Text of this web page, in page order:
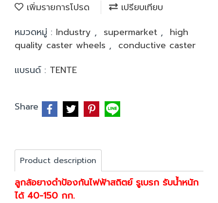
เพิ่มรายการโปรด
เปรียบเทียบ
หมวดหมู่ : Industry , supermarket , high
quality caster wheels , conductive caster
แบรนด์ : TENTE
Share
Product description
ลูกล้อยางดำป้องกันไฟฟ้าสถิตย์ รูเบรก รับน้ำหนัก
ได้ 40-150 กก.